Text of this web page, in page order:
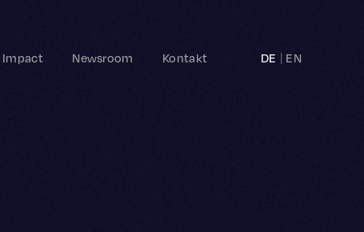
Impact Newsroom Kontakt DE EN